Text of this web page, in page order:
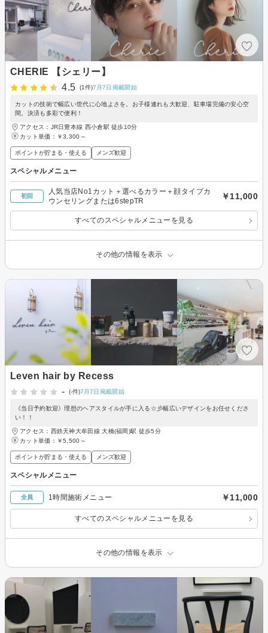
CHERIE 【シェリー】
4.5
(1件)7月7日掲載開始
カットの技術で幅広い世代に心地よさを。お子様連れも大歓迎、駐車場完備の安心空
間。決済も多彩で便利！
アクセス：JR日豊本線 西小倉駅 徒歩10分
カット単価： ￥3,300～
ポイントが貯まる・使える メンズ歓迎
スペシャルメニュー
初回
人気当店No1カット＋選べるカラー＋顔タイプカ
ウンセリングまたは6stepTR
￥11,000
すべてのスペシャルメニューを見る
その他の情報を表示
Leven hair by Recess
-
(-件)7月7日掲載開始
《当日予約歓迎》理想のヘアスタイルが手に入る☆彡幅広いデザインをお任せくださ
い！！
アクセス：西鉄天神大牟田線 大橋(福岡)駅 徒歩5分
カット単価： ￥5,500～
ポイントが貯まる・使える メンズ歓迎
スペシャルメニュー
全員 1時間施術メニュー ￥11,000
すべてのスペシャルメニューを見る
その他の情報を表示